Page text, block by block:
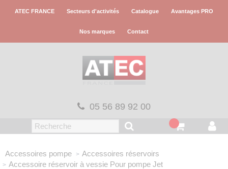
ATEC FRANCE Secteurs d'activités Catalogue Avantages PRO
Nos marques Contact
05 56 89 92 00
Accessoires pompe
Accessoires réservoirs
Accessoire réservoir à vessie Pour pompe Jet